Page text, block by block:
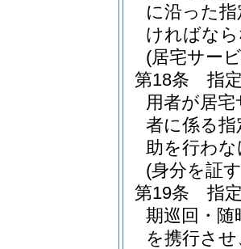
に沿った
ければな
(居宅サー
第18条
指
用者が居
者に係る
助を行わ
(身分を証
第19条
指
期巡回・随
を携行さ